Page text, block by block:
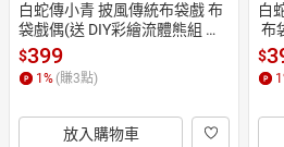
白蛇傳小青 披風傳統布袋戲 布
袋戲偶(送 DIY彩繪流體熊組 御
守流蘇 戲偶架)益智布偶 木偶人
偶玩偶童玩 玩具 布袋戲手偶
$399
1% (賺3點)
放入購物車
白
布
流
偶
偶
$
1